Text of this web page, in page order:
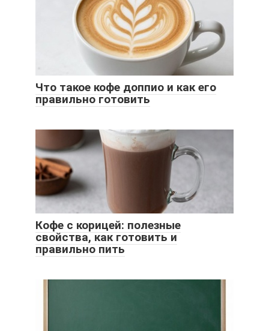
Что такое кофе доппио и как его
правильно готовить
Кофе с корицей: полезные
свойства, как готовить и
правильно пить